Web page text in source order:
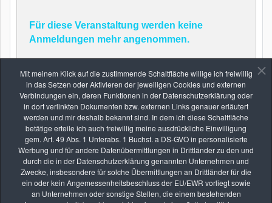
Mit meinem Klick auf die zustimmende Schaltfläche willige ich freiwillig
in das Setzen oder Aktivieren der jeweiligen Cookies und externen
Verbindungen ein, deren Funktionen in der Datenschutzerklärung oder
in dort verlinkten Dokumenten bzw. externen Links genauer erläutert
werden und mir deshalb bekannt sind. In dem ich diese Schaltfläche
betätige erteile ich auch freiwillig meine ausdrückliche Einwilligung
gem. Art. 49 Abs. 1 Unterabs. 1 Buchst. a DS-GVO in personalisierte
Werbung und für andere Datenübermittlungen in Drittländer zu den und
durch die in der Datenschutzerklärung genannten Unternehmen und
Zwecke, insbesondere für solche Übermittlungen an Drittländer für die
ein oder kein Angemessenheitsbeschluss der EU/EWR vorliegt sowie
an Unternehmen oder sonstige Stellen, die einem bestehenden
Für diese Veranstaltung werden keine
Anmeldungen mehr angenommen.
Zurück
Die nächsten Seminare